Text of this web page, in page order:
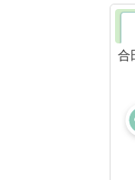
合